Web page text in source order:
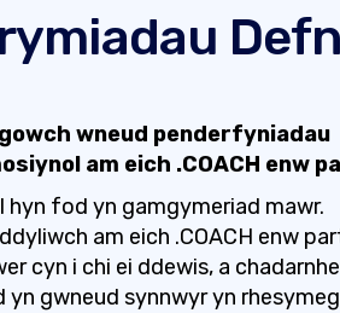
wneud penderfyniadau
am eich .COACH enw
hyn fod yn gamgymeriad mawr.
am eich .COACH enw
cyn i chi ei ddewis, a
yn gwneud synnwyr yn